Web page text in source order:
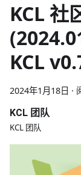
KCL 社
KCL
2024年1月18日 ·
KCL 团队
KCL 团队